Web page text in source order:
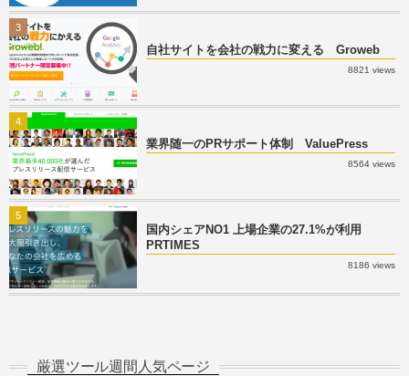
自社サイトを会社の戦力に変える Groweb
8821 views
3
業界随一のPRサポート体制 ValuePress
8564 views
4
国内シェアNO1 上場企業の27.1%が利用
PRTIMES
8186 views
5
厳選ツール週間人気ページ